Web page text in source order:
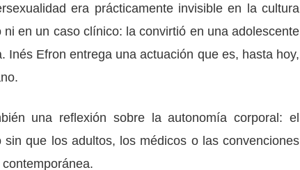
era prácticamente invisible en la cultura
en un caso clínico: la convirtió en una adolescente
Efron entrega una actuación que es, hasta hoy,
una reflexión sobre la autonomía corporal: el
que los adultos, los médicos o las convenciones